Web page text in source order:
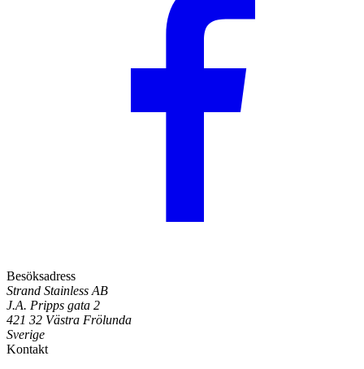
Besöksadress
Strand Stainless AB
J.A. Pripps gata 2
421 32 Västra Frölunda
Sverige
Kontakt